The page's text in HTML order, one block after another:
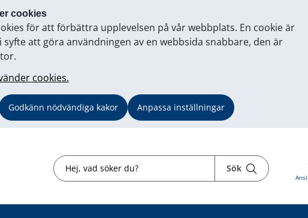
cookies
för att förbättra upplevelsen på vår webbplats. En cookie är
syfte att göra användningen av en webbsida snabbare, den är
cookies.
Godkänn nödvändiga kakor Anpassa inställningar
Sök Sök